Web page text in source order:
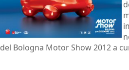
del Bologna Motor Show 2012 a